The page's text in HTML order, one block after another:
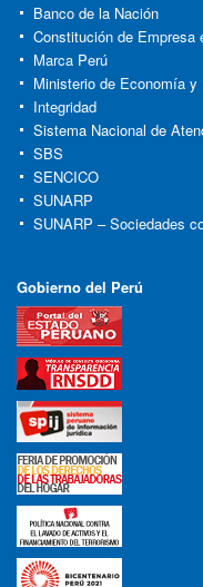
Banco de la Nación
Constitución de Empresa
Marca Perú
Ministerio de Economía y
Integridad
Sistema Nacional de
SBS
SENCICO
SUNARP
SUNARP – Sociedades
Gobierno del Perú